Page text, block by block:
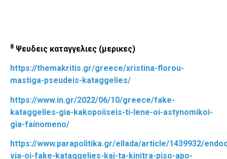
8 Ψευδεις καταγγελιες (μερικες)
https://themakritis.gr/greece/xristina-florou-
mastiga-pseudeis-kataggelies/
https://www.in.gr/2022/06/10/greece/fake-
kataggelies-gia-kakopoiiseis-ti-lene-oi-astynomikoi-
gia-fainomeno/
https://www.parapolitika.gr/ellada/article/1439932/
via-oi-fake-kataggelies-kai-ta-kinitra-piso-apo-